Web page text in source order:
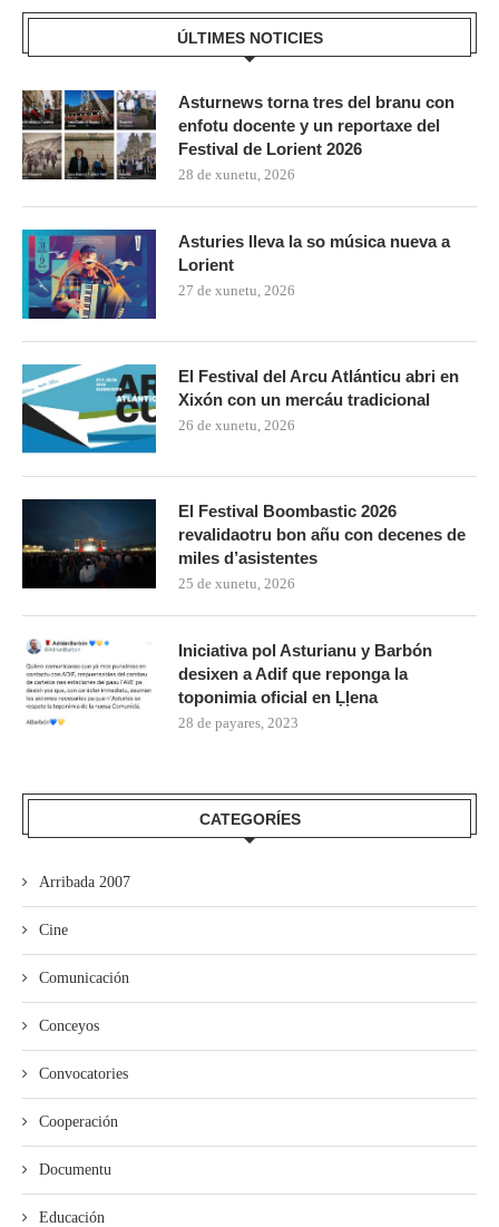
ÚLTIMES NOTICIES
Asturnews torna tres del branu con
enfotu docente y un reportaxe del
Festival de Lorient 2026
28 de xunetu, 2026
Asturies lleva la so música nueva a
Lorient
27 de xunetu, 2026
El Festival del Arcu Atlánticu abri en
Xixón con un mercáu tradicional
26 de xunetu, 2026
El Festival Boombastic 2026
revalidaotru bon añu con decenes de
miles d’asistentes
25 de xunetu, 2026
Iniciativa pol Asturianu y Barbón
desixen a Adif que reponga la
toponimia oficial en Ḷḷena
28 de payares, 2023
CATEGORÍES
Arribada 2007
Cine
Comunicación
Conceyos
Convocatories
Cooperación
Documentu
Educación